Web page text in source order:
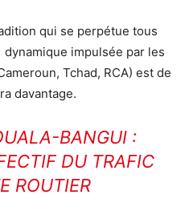
qui se perpétue tous
impulsée par les
Tchad, RCA) est de
davantage.
BANGUI :
DU TRAFIC
ROUTIER